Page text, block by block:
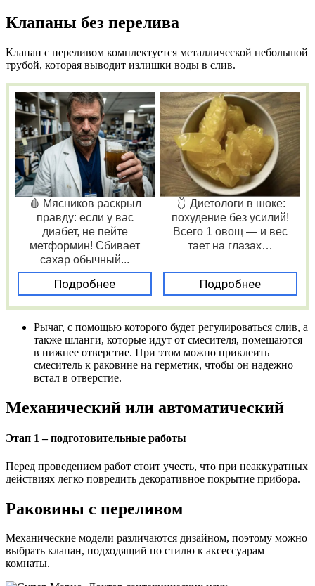
Клапаны без перелива
Клапан с переливом комплектуется металлической небольшой
трубой, которая выводит излишки воды в слив.
🩸 Мясников раскрыл
правду: если у вас
диабет, не пейте
метформин! Сбивает
сахар обычный...
Подробнее
🩱 Диетологи в шоке:
похудение без усилий!
Всего 1 овощ — и вес
тает на глазах…
Подробнее
Рычаг, с помощью которого будет регулироваться слив, а
также шланги, которые идут от смесителя, помещаются
в нижнее отверстие. При этом можно приклеить
смеситель к раковине на герметик, чтобы он надежно
встал в отверстие.
Механический или автоматический
Этап 1 – подготовительные работы
Перед проведением работ стоит учесть, что при неаккуратных
действиях легко повредить декоративное покрытие прибора.
Раковины с переливом
Механические модели различаются дизайном, поэтому можно
выбрать клапан, подходящий по стилю к аксессуарам
комнаты.